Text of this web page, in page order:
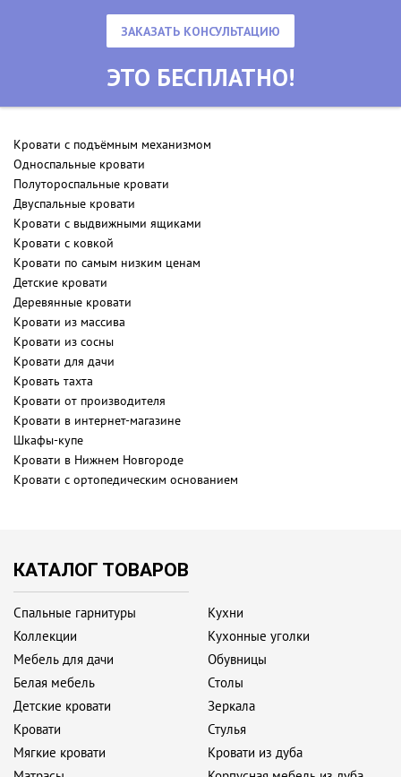
ЗАКАЗАТЬ КОНСУЛЬТАЦИЮ
ЭТО БЕСПЛАТНО!
Кровати с подъёмным механизмом
Односпальные кровати
Полутороспальные кровати
Двуспальные кровати
Кровати с выдвижными ящиками
Кровати с ковкой
Кровати по самым низким ценам
Детские кровати
Деревянные кровати
Кровати из массива
Кровати из сосны
Кровати для дачи
Кровать тахта
Кровати от производителя
Кровати в интернет-магазине
Шкафы-купе
Кровати в Нижнем Новгороде
Кровати с ортопедическим основанием
КАТАЛОГ ТОВАРОВ
Спальные гарнитуры
Коллекции
Мебель для дачи
Белая мебель
Детские кровати
Кровати
Мягкие кровати
Кухни
Кухонные уголки
Обувницы
Столы
Зеркала
Стулья
Кровати из дуба